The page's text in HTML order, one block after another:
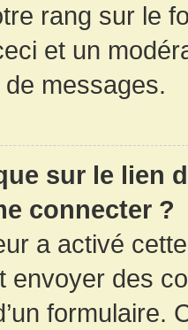
rang sur le
et un
messages.
sur le lien
connecter ?
a activé
envoyer des